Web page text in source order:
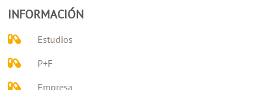
INFORMACIÓN
Estudios
P+F
Empresa